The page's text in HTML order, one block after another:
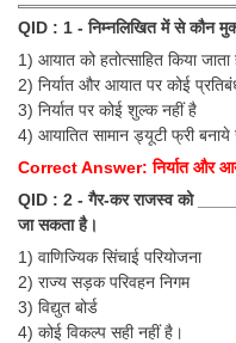
Tier-1 Syllabus
Tier-1 Answer Keys
SSC CGL TIER-2
TIER-2 Papers
TIER-2 Syllabus
SSC CGL PAPERS
QID : 1 - निम्नलिखित में से कौन
1) आयात को हतोत्साहित किया जाता
2) निर्यात और आयात पर कोई
3) निर्यात पर कोई शुल्क नहीं है
4) आयातित सामान ड्यूटी फ्री बनाये
Correct Answer: निर्यात और
QID : 2 - गैर-कर राजस्व को
जा सकता है।
1) वाणिज्यिक सिंचाई परियोजना
2) राज्य सड़क परिवहन निगम
3) विद्युत बोर्ड
4) कोई विकल्प सही नहीं है।